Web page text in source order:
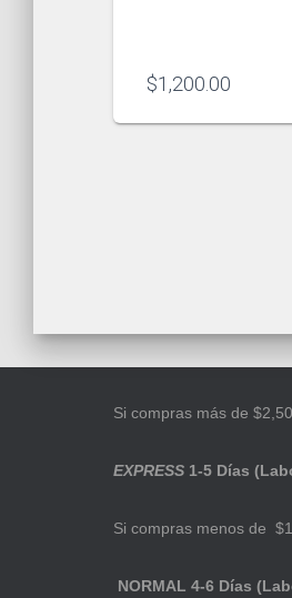
$1,200.00
Si compras más de
EXPRESS 1-5 Días
Si compras menos de
NORMAL 4-6 Días